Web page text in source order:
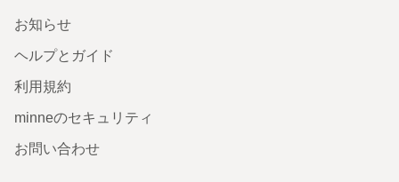
お知らせ
ヘルプとガイド
利用規約
minneのセキュリティ
お問い合わせ